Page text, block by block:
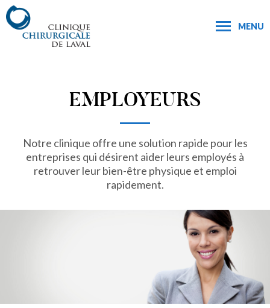
MENU
EMPLOYEURS
Notre clinique offre une solution rapide pour les
entreprises qui désirent aider leurs employés à
retrouver leur bien-être physique et emploi
rapidement.